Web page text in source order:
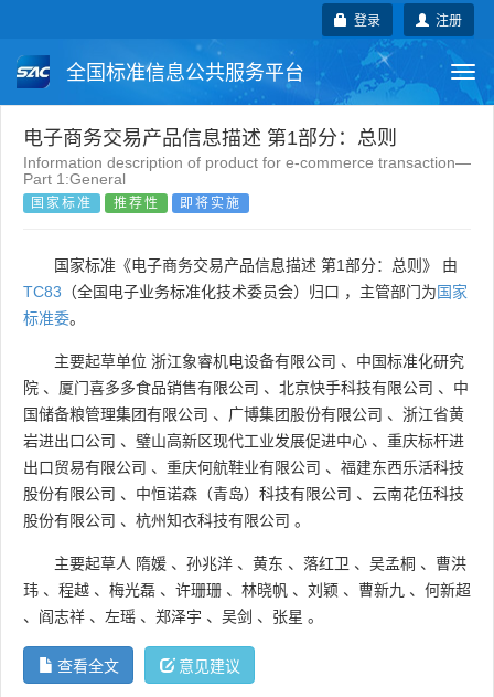
注册
登录
全国标准信息公共服务平台
国家标准 行业标准 地方标准
团体标准
电子商务交易产品信息描述 第1部分：总则
Information description of product for e-commerce transaction—
Part 1:General
国家标准 推荐性 即将实施
国家标准《电子商务交易产品信息描述 第1部分：总则》 由
TC83 （全国电子业务标准化技术委员会）归口 ，主管部门为国家
标准委。
主要起草单位 浙江象睿机电设备有限公司 、 中国标准化研究
院 、 厦门喜多多食品销售有限公司 、 北京快手科技有限公司 、 中
国储备粮管理集团有限公司 、 广博集团股份有限公司 、 浙江省黄
岩进出口公司 、 璧山高新区现代工业发展促进中心 、 重庆标杆进
出口贸易有限公司 、 重庆何航鞋业有限公司 、 福建东西乐活科技
股份有限公司 、 中恒诺森（青岛）科技有限公司 、 云南花伍科技
股份有限公司 、 杭州知衣科技有限公司 。
主要起草人 隋媛 、 孙兆洋 、 黄东 、 落红卫 、 吴孟桐 、 曹洪
玮 、 程越 、 梅光磊 、 许珊珊 、 林晓帆 、 刘颖 、 曹新九 、 何新超
、 阎志祥 、 左瑶 、 郑泽宇 、 吴剑 、 张星 。
查看全文 意见建议